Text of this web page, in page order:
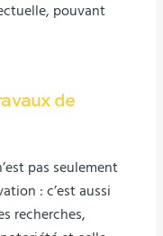
pouvant
de
pas seulement
: c’est aussi
recherches,